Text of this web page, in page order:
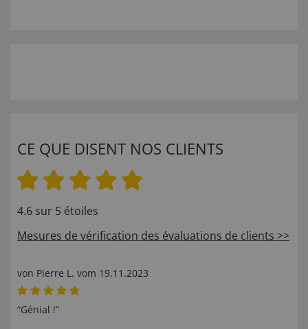
CE QUE DISENT NOS CLIENTS
4.6 sur 5 étoiles
Mesures de vérification des évaluations de clients >>
von Pierre L. vom 19.11.2023
“Génial !”